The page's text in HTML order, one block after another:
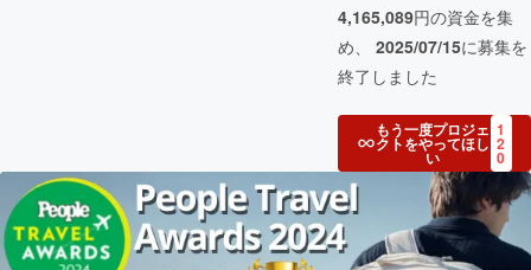
4,165,089円の資金を集
め、 2025/07/15に募集を
終了しました
もう一度プロジェ
クトをやってほし
い
1
2
0